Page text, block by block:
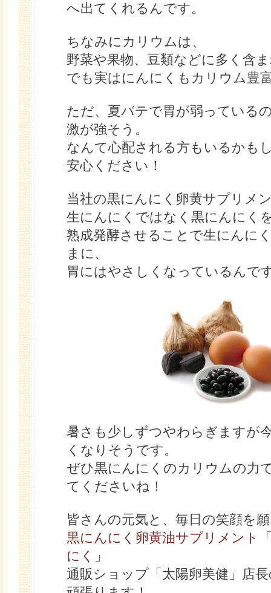
へ出てくれるんです。
ちなみにカリウムは、
野菜や果物、豆類などに多く含
でも実はにんにくもカリウム豊
ただ、夏バテで胃が弱っている
激が強そう。
なんて心配される方もいるかも
安心ください！
当社の黒にんにく卵黄サプリメ
生にんにくではなく黒にんにく
熟成発酵させることで生にんに
まに、
胃にはやさしくなっているんで
暑さも少しずつやわらぎますが
くなりそうです。
ぜひ黒にんにくのカリウムの力
てくださいね！
皆さんの元気と、毎日の笑顔を
黒にんにく卵黄油サプリメント
にく」
通販ショップ「太陽卵美健」店